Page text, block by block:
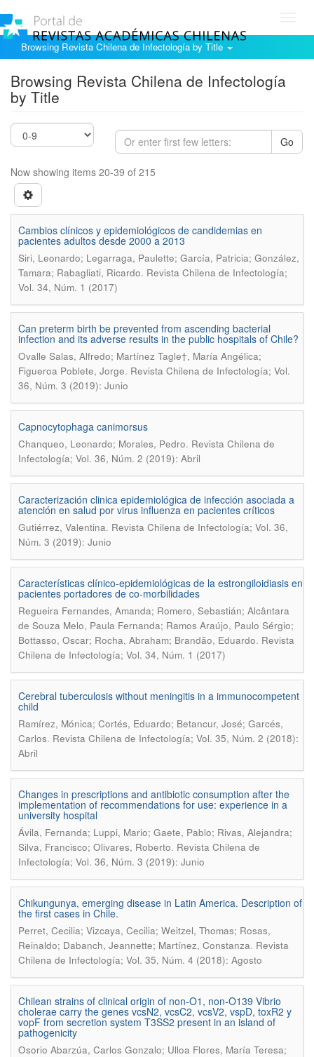
Browsing Revista Chilena de Infectología by Title
Browsing Revista Chilena de Infectología
by Title
Go
Now showing items 20-39 of 215
Cambios clínicos y epidemiológicos de candidemias en
pacientes adultos desde 2000 a 2013
Siri, Leonardo; Legarraga, Paulette; García, Patricia; González,
Tamara; Rabagliati, Ricardo. Revista Chilena de Infectología;
Vol. 34, Núm. 1 (2017)
Can preterm birth be prevented from ascending bacterial
infection and its adverse results in the public hospitals of Chile?
Ovalle Salas, Alfredo; Martínez Tagle†, María Angélica;
Figueroa Poblete, Jorge. Revista Chilena de Infectología; Vol.
36, Núm. 3 (2019): Junio
Capnocytophaga canimorsus
Chanqueo, Leonardo; Morales, Pedro. Revista Chilena de
Infectología; Vol. 36, Núm. 2 (2019): Abril
Caracterización clinica epidemiológica de infección asociada a
atención en salud por virus influenza en pacientes críticos
Gutiérrez, Valentina. Revista Chilena de Infectología; Vol. 36,
Núm. 3 (2019): Junio
Características clínico-epidemiológicas de la estrongiloidiasis en
pacientes portadores de co-morbilidades
Regueira Fernandes, Amanda; Romero, Sebastián; Alcântara
de Souza Melo, Paula Fernanda; Ramos Araújo, Paulo Sérgio;
Bottasso, Oscar; Rocha, Abraham; Brandão, Eduardo. Revista
Chilena de Infectología; Vol. 34, Núm. 1 (2017)
Cerebral tuberculosis without meningitis in a immunocompetent
child
Ramírez, Mónica; Cortés, Eduardo; Betancur, José; Garcés,
Carlos. Revista Chilena de Infectología; Vol. 35, Núm. 2 (2018):
Abril
Changes in prescriptions and antibiotic consumption after the
implementation of recommendations for use: experience in a
university hospital
Ávila, Fernanda; Luppi, Mario; Gaete, Pablo; Rivas, Alejandra;
Silva, Francisco; Olivares, Roberto. Revista Chilena de
Infectología; Vol. 36, Núm. 3 (2019): Junio
Chikungunya, emerging disease in Latin America. Description of
the first cases in Chile.
Perret, Cecilia; Vizcaya, Cecilia; Weitzel, Thomas; Rosas,
Reinaldo; Dabanch, Jeannette; Martínez, Constanza. Revista
Chilena de Infectología; Vol. 35, Núm. 4 (2018): Agosto
Chilean strains of clinical origin of non-O1, non-O139 Vibrio
cholerae carry the genes vcsN2, vcsC2, vcsV2, vspD, toxR2 y
vopF from secretion system T3SS2 present in an island of
pathogenicity
Osorio Abarzúa, Carlos Gonzalo; Ulloa Flores, María Teresa;